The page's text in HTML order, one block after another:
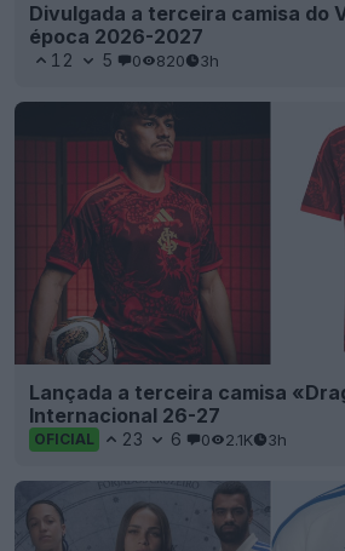
Divulgada a terceira camisa do
época 2026-2027
12 5 0 820 3h
Lançada a terceira camisa
Internacional 26-27
OFICIAL 23 6 0 2.1K 3h